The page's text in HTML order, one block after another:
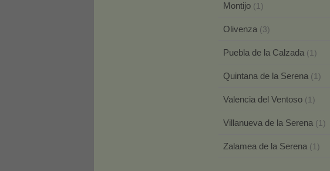
Montijo (1)
Olivenza (3)
Puebla de la Calzada (1)
Quintana de la Serena (1)
Valencia del Ventoso (1)
Villanueva de la Serena (1)
Zalamea de la Serena (1)